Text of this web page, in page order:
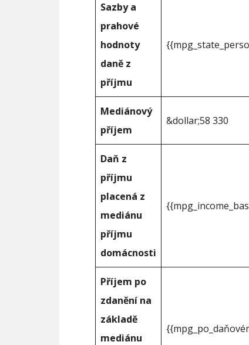
Sazby a
prahové
hodnoty
daně z
příjmu
Mediánový
příjem
&dollar;58 330
Daň z
příjmu
placená z
mediánu
příjmu
domácnosti
Příjem po
zdanění na
základě
mediánu